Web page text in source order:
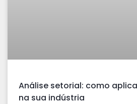
Análise setorial: como
na sua indústria